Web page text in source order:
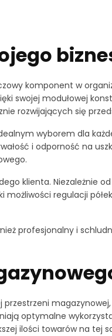
komponent w
swojej modułowej
rozwijających się
wyborem dla
i odporność na
klienta. Niezależnie
regulacji
profesjonalny i
optymalne
ilości towarów na tej